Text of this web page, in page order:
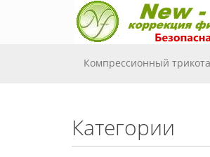
Компрессионный
Категории